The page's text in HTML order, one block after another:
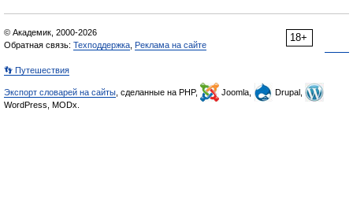
18+
© Академик, 2000-2026
Обратная связь: Техподдержка Реклама на сайте
👣 Путешествия
Экспорт словарей на сайты , сделанные на PHP, Joomla,
Drupal,
WordPress, MODx.